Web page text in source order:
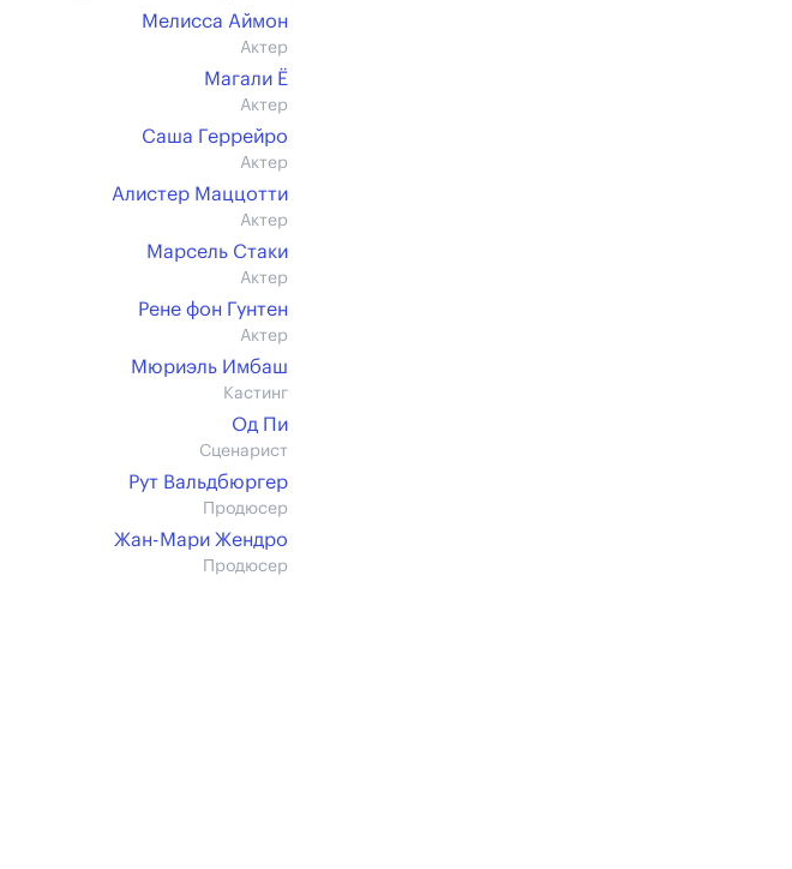
Мелисса Аймон
Актер
Магали Ё
Актер
Саша Геррейро
Актер
Алистер Маццотти
Актер
Марсель Стаки
Актер
Рене фон Гунтен
Актер
Мюриэль Имбаш
Кастинг
Од Пи
Сценарист
Рут Вальдбюргер
Продюсер
Жан-Мари Жендро
Продюсер